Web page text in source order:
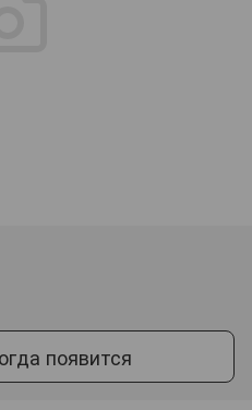
появится